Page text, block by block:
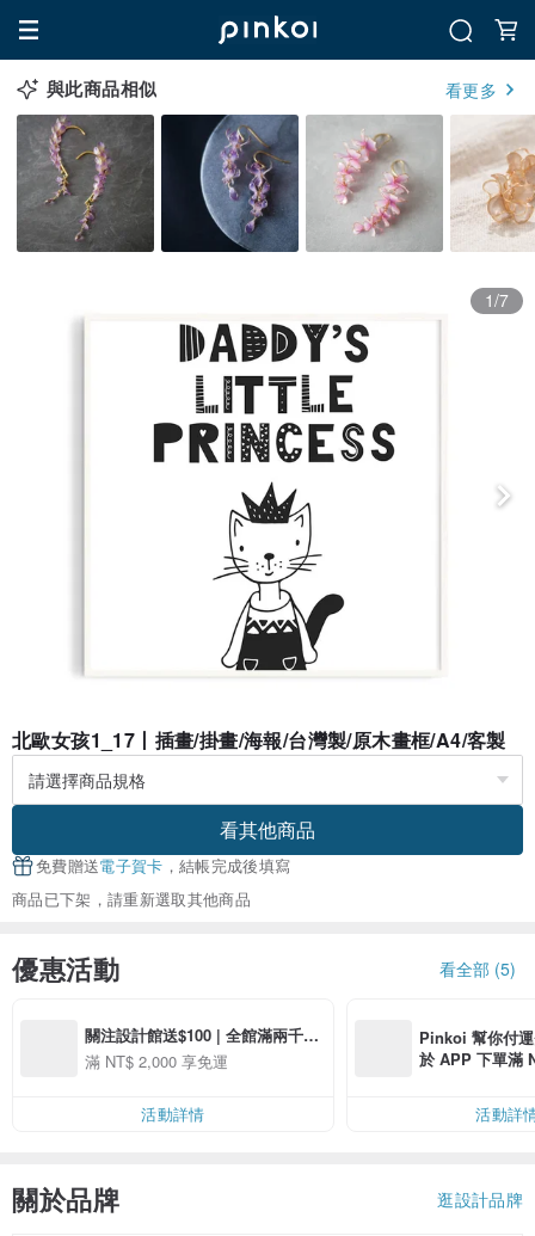
與此商品相似 看更多
1/7
北歐女孩1_17丨插畫/掛畫/海報/台灣製/原木畫框/A4/客製
看其他商品
免費贈送電子賀卡 ，結帳完成後填寫
商品已下架，請重新選取其他商品
優惠活動 看全部 (5)
關注設計館送$100 | 全館滿兩千免
運
滿 NT$ 2,000 享免運
活動詳情
Pinkoi 幫你付
於 APP 下單滿
活動詳
關於品牌 逛設計品牌